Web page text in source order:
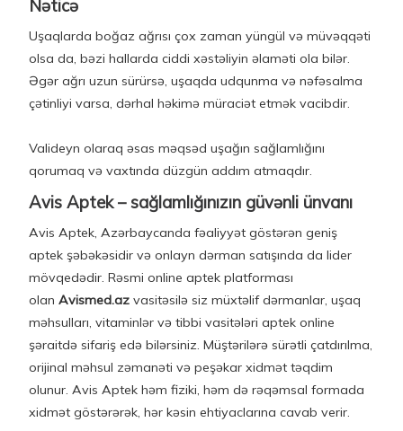
Nəticə
Uşaqlarda boğaz ağrısı çox zaman yüngül və müvəqqəti
olsa da, bəzi hallarda ciddi xəstəliyin əlaməti ola bilər.
Əgər ağrı uzun sürürsə, uşaqda udqunma və nəfəsalma
çətinliyi varsa, dərhal həkimə müraciət etmək vacibdir.
Valideyn olaraq əsas məqsəd uşağın sağlamlığını
qorumaq və vaxtında düzgün addım atmaqdır.
Avis Aptek – sağlamlığınızın güvənli ünvanı
Avis Aptek, Azərbaycanda fəaliyyət göstərən geniş
aptek şəbəkəsidir və onlayn dərman satışında da lider
mövqedədir. Rəsmi online aptek platforması
olan Avismed.az vasitəsilə siz müxtəlif dərmanlar, uşaq
məhsulları, vitaminlər və tibbi vasitələri aptek online
şəraitdə sifariş edə bilərsiniz. Müştərilərə sürətli çatdırılma,
orijinal məhsul zəmanəti və peşəkar xidmət təqdim
olunur. Avis Aptek həm fiziki, həm də rəqəmsal formada
xidmət göstərərək, hər kəsin ehtiyaclarına cavab verir.